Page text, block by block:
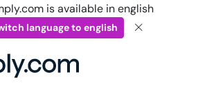
is available in english
language to english